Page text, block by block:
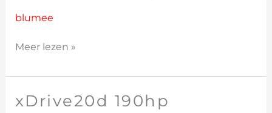
blumee
Meer lezen »
xDrive20d 190hp
xDrive20d